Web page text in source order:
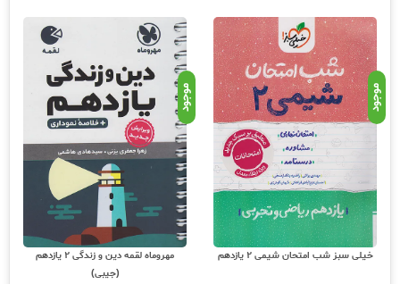
موجود
خیلی سبز شب امتحان شیمی 2 یازدهم
موجود
مهروماه لقمه دین و زندگی 2 یازدهم
(جیبی)